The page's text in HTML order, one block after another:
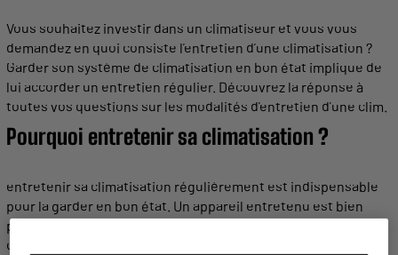
Vous souhaitez investir dans un climatiseur et vous vous
demandez en quoi consiste l’entretien d’une climatisation ?
Garder son système de climatisation en bon état implique de
lui accorder un entretien régulier. Découvrez la réponse à
toutes vos questions sur les modalités d’entretien d’une clim.
Pourquoi entretenirsa climatisation ?
entretenir sa climatisation régulièrement est indispensable
pour la garder en bon état. Un appareil entretenu est bien
plus durable qu’un appareil qui ne l’est pas. De plus, les
climatisations non